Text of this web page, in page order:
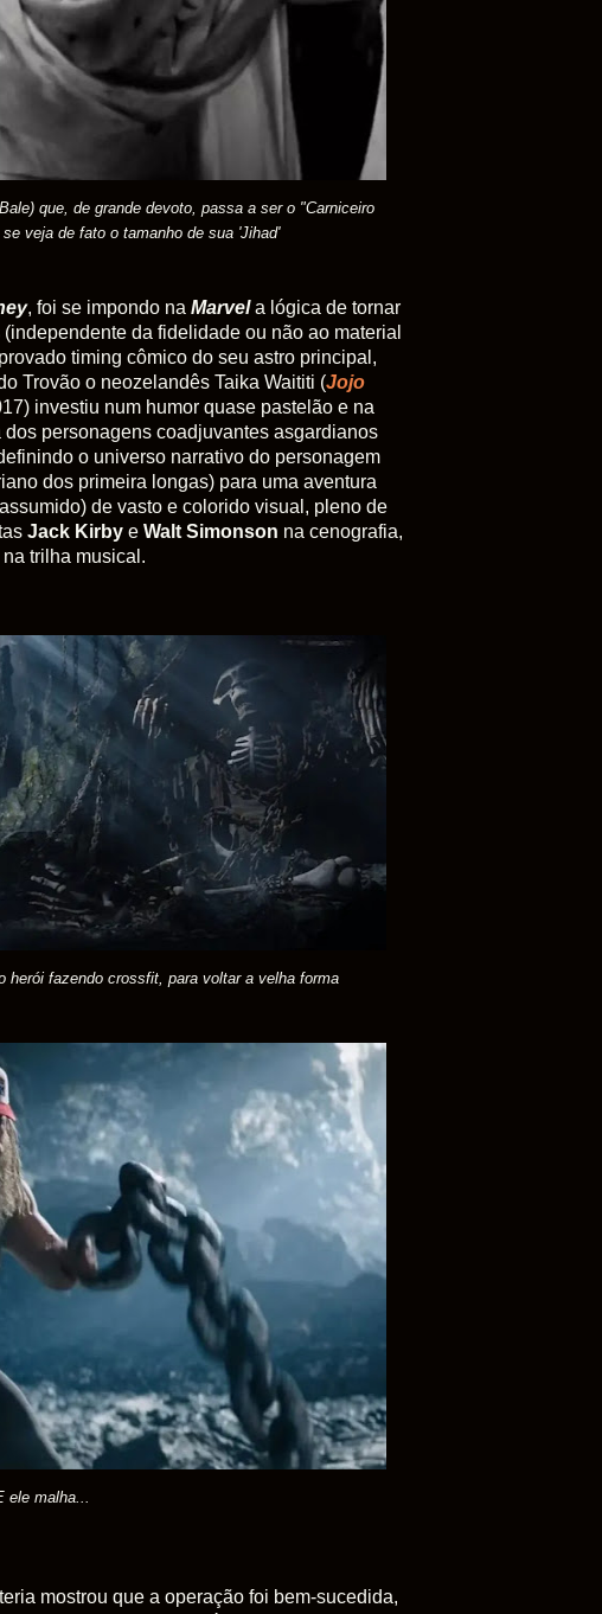
que, de grande devoto, passa a ser o "Carniceiro
veja de fato o tamanho de sua 'Jihad'
, foi se impondo na Marvela lógica de tornar
da fidelidade ou não ao material
timing cômico do seu astro principal,
Trovão o neozelandês Taika Waititi (Jojo
investiu num humor quase pastelão e na
personagens coadjuvantes asgardianos
o universo narrativo do personagem
dos primeira longas) para uma aventura
de vasto e colorido visual, pleno de
Jack Kirby e Walt Simonson na cenografia,
trilha musical.
herói fazendo crossfit, para voltar a velha forma
ele malha...
mostrou que a operação foi bem-sucedida,